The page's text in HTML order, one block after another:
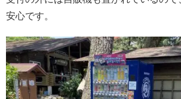
安心です。